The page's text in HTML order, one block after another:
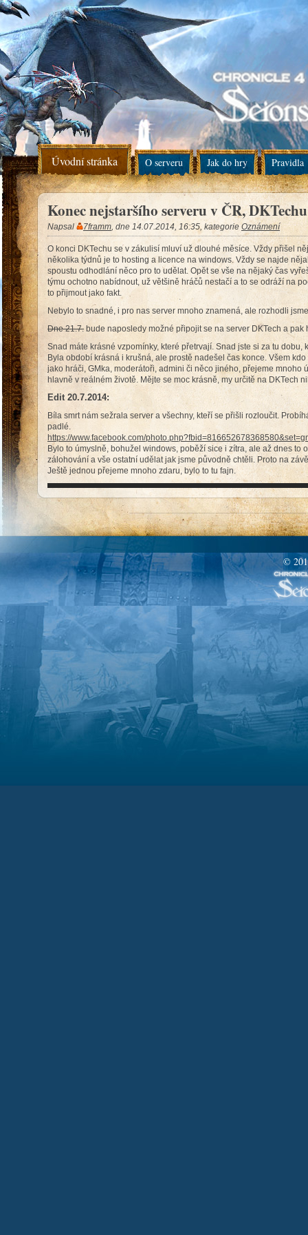
Úvodní stránka O serveru Jak do hry Pravidla
Konec nejstaršího serveru v ČR, DKTechu
Napsal 7framm, dne 14.07.2014, 16:35, kategorie Oznámení
O konci DKTechu se v zákulisí mluví už dlouhé měsíce. Vždy přišel
několika týdnů je to hosting a licence na windows. Vždy se najde
spoustu odhodlání něco pro to udělat. Opět se vše na nějaký čas
týmu ochotno nabídnout, už většině hráčů nestačí a to se odráží na
to přijmout jako fakt.
Nebylo to snadné, i pro nas server mnoho znamená, ale rozhodli
Dne 21.7. bude naposledy možné připojit se na server DKTech a
Snad máte krásné vzpomínky, které přetrvají. Snad jste si za tu
Byla období krásná i krušná, ale prostě nadešel čas konce. Všem
jako hráči, GMka, moderátoři, admini či něco jiného, přejeme mnoho
hlavně v reálném životě. Mějte se moc krásně, my určitě na DKTech
Edit 20.7.2014:
Bíla smrt nám sežrala server a všechny, kteří se přišli rozloučit.
padlé.
https://www.facebook.com/
Bylo to úmyslně, bohužel windows, poběží sice i zítra, ale až dnes to
zálohování a vše ostatní udělat jak jsme původně chtěli. Proto na
Ještě jednou přejeme mnoho zdaru, bylo to tu fajn.
©